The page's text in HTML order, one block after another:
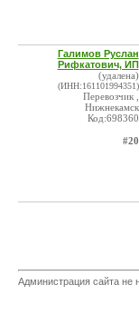
Галимов Руслан
Рифкатович, ИП
(удалена)
(ИНН:161101994351)
Перевозчик ,
Нижнекамск
Код:698360
#20
Администрация сайта не